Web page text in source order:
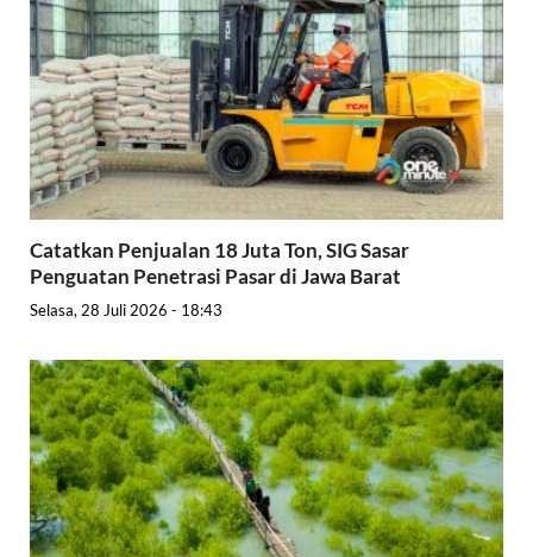
Catatkan Penjualan 18 Juta Ton, SIG Sasar
Penguatan Penetrasi Pasar di Jawa Barat
Selasa, 28 Juli 2026 - 18:43